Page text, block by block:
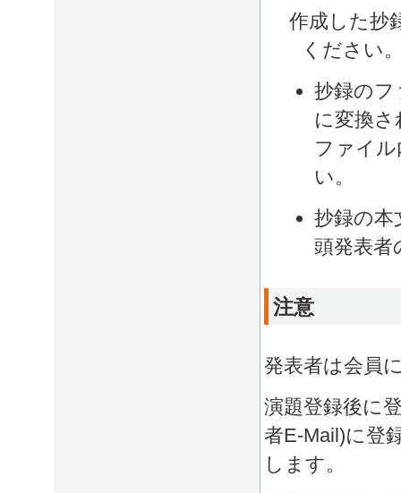
作成した抄
ください
抄録のフ
に変換
ファイ
い。
抄録の本
頭発表者
注意
発表者は会員
演題登録後に
者E-Mail)に登
します。